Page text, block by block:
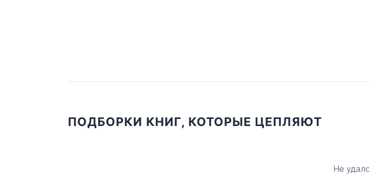
ПОДБОРКИ КНИГ, КОТОРЫЕ ЦЕПЛЯЮТ
Не